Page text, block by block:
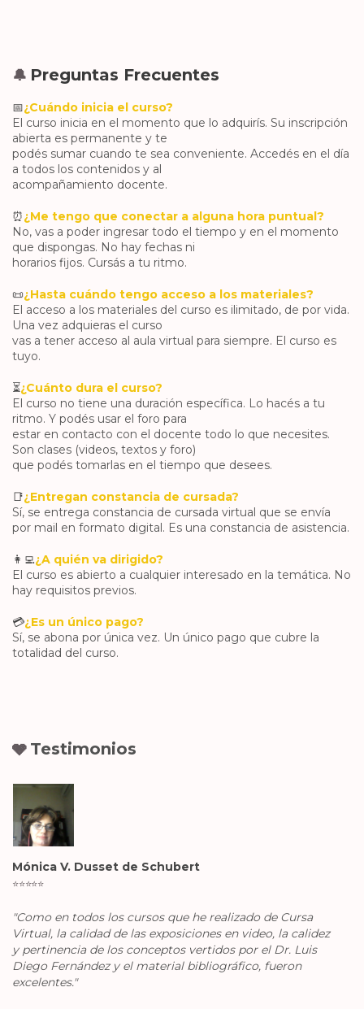
🔔 Preguntas Frecuentes
📅¿Cuándo inicia el curso?
El curso inicia en el momento que lo adquirís. Su inscripción
abierta es permanente y te
podés sumar cuando te sea conveniente. Accedés en el día
a todos los contenidos y al
acompañamiento docente.
⏰¿Me tengo que conectar a alguna hora puntual?
No, vas a poder ingresar todo el tiempo y en el momento
que dispongas. No hay fechas ni
horarios fijos. Cursás a tu ritmo.
📜¿Hasta cuándo tengo acceso a los materiales?
El acceso a los materiales del curso es ilimitado, de por vida.
Una vez adquieras el curso
vas a tener acceso al aula virtual para siempre. El curso es
tuyo.
⏳¿Cuánto dura el curso?
El curso no tiene una duración específica. Lo hacés a tu
ritmo. Y podés usar el foro para
estar en contacto con el docente todo lo que necesites.
Son clases (videos, textos y foro)
que podés tomarlas en el tiempo que desees.
📑¿Entregan constancia de cursada?
Sí, se entrega constancia de cursada virtual que se envía
por mail en formato digital. Es una constancia de asistencia.
👩‍💻¿A quién va dirigido?
El curso es abierto a cualquier interesado en la temática. No
hay requisitos previos.
💳¿Es un único pago?
Sí, se abona por única vez. Un único pago que cubre la
totalidad del curso.
🩶 Testimonios
Mónica V. Dusset de Schubert
⭐️⭐️⭐️⭐️⭐️
"Como en todos los cursos que he realizado de Cursa
Virtual, la calidad de las exposiciones en video, la calidez
y pertinencia de los conceptos vertidos por el Dr. Luis
Diego Fernández y el material bibliográfico, fueron
excelentes."